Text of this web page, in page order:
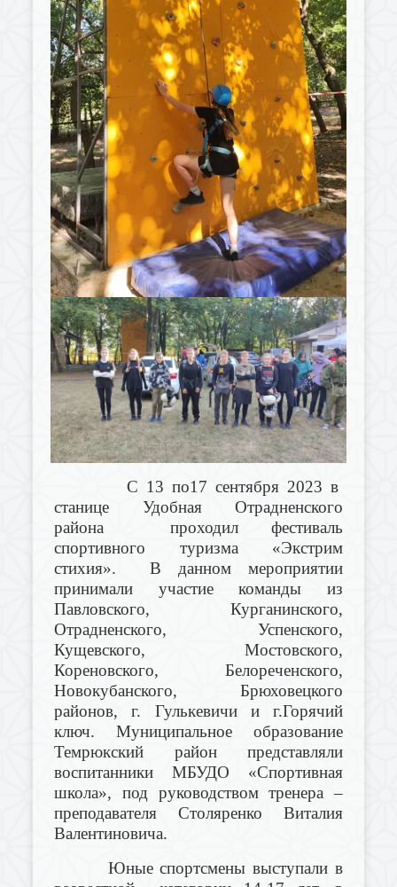
С 13 по17 сентября 2023 в
станице Удобная Отрадненского
района проходил фестиваль
спортивного туризма «Экстрим
стихия». В данном мероприятии
принимали участие команды из
Павловского, Курганинского,
Отрадненского, Успенского,
Кущевского, Мостовского,
Кореновского, Белореченского,
Новокубанского, Брюховецкого
районов, г. Гулькевичи и г.Горячий
ключ. Муниципальное образование
Темрюкский район представляли
воспитанники МБУДО «Спортивная
школа», под руководством тренера –
преподавателя Столяренко Виталия
Валентиновича.
Юные спортсмены выступали в